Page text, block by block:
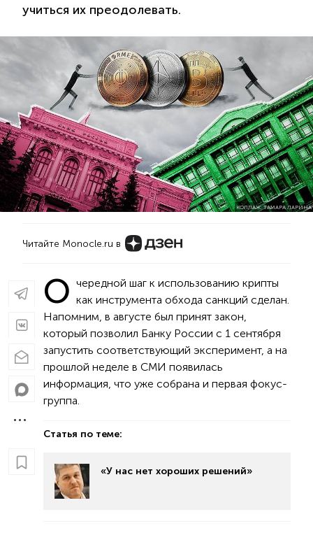
учиться их преодолевать.
КОЛЛАЖ: ТАМАРА ЛАРИНА
Читайте Monocle.ru в
О чередной шаг к использованию крипты
как инструмента обхода санкций сделан.
Напомним, в августе был принят закон,
который позволил Банку России с 1 сентября
запустить соответствующий эксперимент, а на
прошлой неделе в СМИ появилась
информация, что уже собрана и первая фокус-
группа.
Статья по теме:
«У нас нет хороших решений»